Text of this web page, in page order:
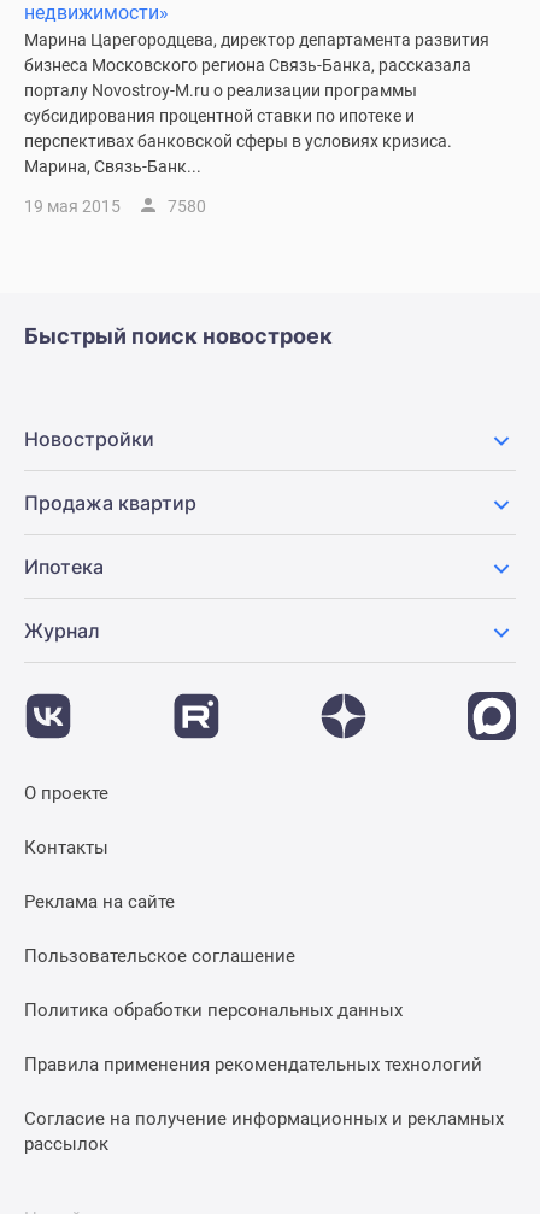
Коттеджные
поселки
лесу
Коттеджные
поселки
водоема
ипотеку
Скидки
акции
Макс
недвижимости»
Марина Царегородцева, директор департамента развития
бизнеса Московского региона Связь-Банка, рассказала
порталу Novostroy-M.ru о реализации программы
субсидирования процентной ставки по ипотеке и
перспективах банковской сферы в условиях кризиса.
Марина, Связь-Банк...
19 мая 2015 7580
Быстрый поиск новостроек
Новостройки
Продажа квартир
Ипотека
Журнал
О проекте
Контакты
Реклама на сайте
Пользовательское соглашение
Политика обработки персональных данных
Правила применения рекомендательных технологий
Согласие на получение информационных и рекламных
рассылок